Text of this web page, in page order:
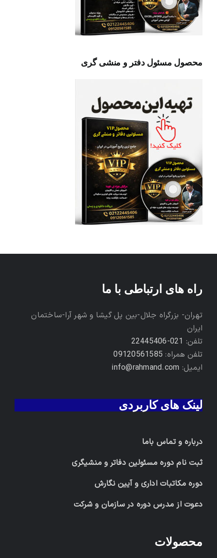
محصول مسئول دفتر و منشی گری
راه های ارتباطی با ما
تهران- بزرگراه جلال-بین پل گیشا و شهر آرا-ساختمان
ایران
تلفن: 021-22445406
تلفن همراه: 09120561585
ایمیل: info@rahmand.com
لینک های کاربردی
درباره و تماس باما
ثبت نام دوره مسئولین دفاتر و منشیگری
دوره مکاتبات اداری و آیین نگارش
دعوت از مدرس دوره در سازمان و شرکت
محصولات